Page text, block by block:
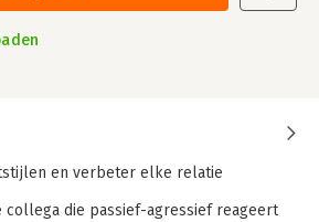
en verbeter elke relatie
collega die passief-agressief reageert